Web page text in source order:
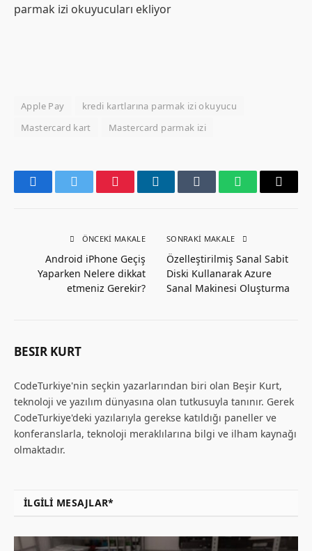
parmak izi okuyucuları ekliyor
Apple Pay
kredi kartlarına parmak izi okuyucu
Mastercard kart
Mastercard parmak izi
FacebookTwitter PinterestLinkedInTumblr WhatsAppEmail
ÖNCEKI MAKALE
Android iPhone Geçiş
Yaparken Nelere dikkat
etmeniz Gerekir?
SONRAKI MAKALE
Özelleştirilmiş Sanal Sabit
Diski Kullanarak Azure
Sanal Makinesi Oluşturma
BESIR KURT
CodeTurkiye'nin seçkin yazarlarından biri olan Beşir Kurt,
teknoloji ve yazılım dünyasına olan tutkusuyla tanınır. Gerek
CodeTurkiye'deki yazılarıyla gerekse katıldığı paneller ve
konferanslarla, teknoloji meraklılarına bilgi ve ilham kaynağı
olmaktadır.
İLGILI MESAJLAR*